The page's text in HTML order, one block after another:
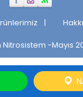
Nitrosistem -Mayıs
Yaz